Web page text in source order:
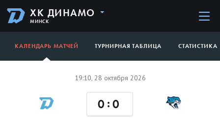
ХК ДИНАМО
МИНСК
КАЛЕНДАРЬ МАТЧЕЙ ТУРНИРНАЯ ТАБЛИЦА СТАТИСТИКА
19:10, 28 октября 2026
0 :0